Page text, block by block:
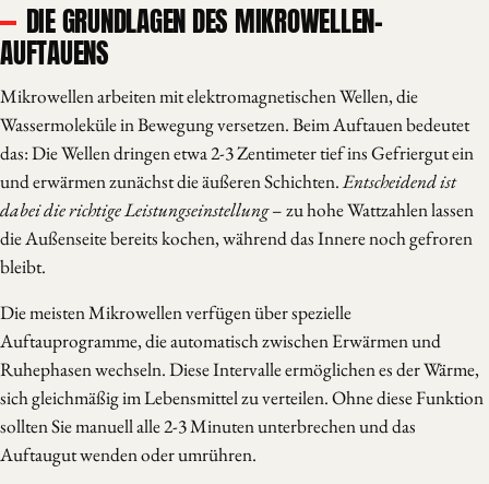
DIE GRUNDLAGEN DES MIKROWELLEN-
AUFTAUENS
Mikrowellen arbeiten mit elektromagnetischen Wellen, die
Wassermoleküle in Bewegung versetzen. Beim Auftauen bedeutet
das: Die Wellen dringen etwa 2-3 Zentimeter tief ins Gefriergut ein
und erwärmen zunächst die äußeren Schichten.Entscheidend ist
dabei die richtige Leistungseinstellung– zu hohe Wattzahlen lassen
die Außenseite bereits kochen, während das Innere noch gefroren
bleibt.
Die meisten Mikrowellen verfügen über spezielle
Auftauprogramme, die automatisch zwischen Erwärmen und
Ruhephasen wechseln. Diese Intervalle ermöglichen es der Wärme,
sich gleichmäßig im Lebensmittel zu verteilen. Ohne diese Funktion
sollten Sie manuell alle 2-3 Minuten unterbrechen und das
Auftaugut wenden oder umrühren.